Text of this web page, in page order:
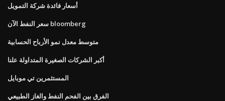
أسعار فائدة شركة التمويل
سعر النفط الآن bloomberg
متوسط ​​معدل نمو الأرباح الحسابية
أكبر الشركات الصغيرة المتداولة علنا
المستثمرين تي موبايل
الفرق بين الفحم النفط والغاز الطبيعي